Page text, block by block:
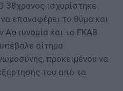
38χρονος ισχυρίστηκε
επαναφέρει το θύμα και
Αστυνομία και το ΕΚΑΒ.
αίτημα
προκειμένου να
του από τα